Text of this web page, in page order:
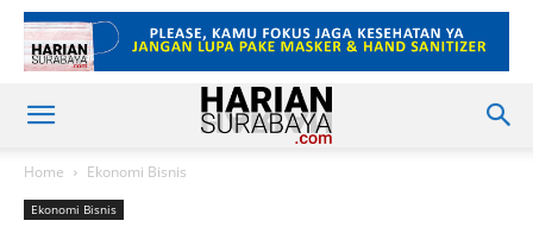
Home Ekonomi Bisnis
Ekonomi Bisnis